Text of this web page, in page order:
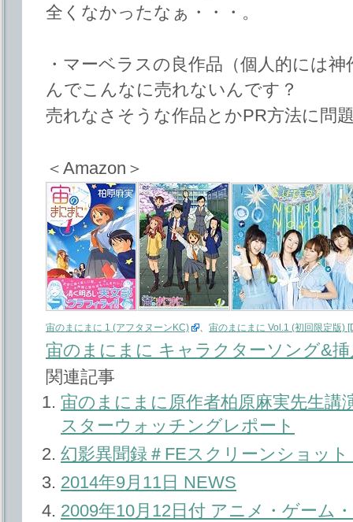
全くなかったなぁ・・・。
・マーベラスの良作品（個人的には
んでこんなに売れないんです？
売れなさそうな作品とかPR方法に問
＜Amazon＞
宙のまにまに 1 (アフタヌーンKC) 、 宙のまにまに Vol.1 (初回限定版)
宙のまにまに キャラクターソング&
関連記事
宙のまにまに原作者柏原麻実先生講
スターウォッチングレポート
幻影異聞録＃FEスクリーンショッ
2014年9月11日 NEWS
2009年10月12日付 アニメ・ゲーム